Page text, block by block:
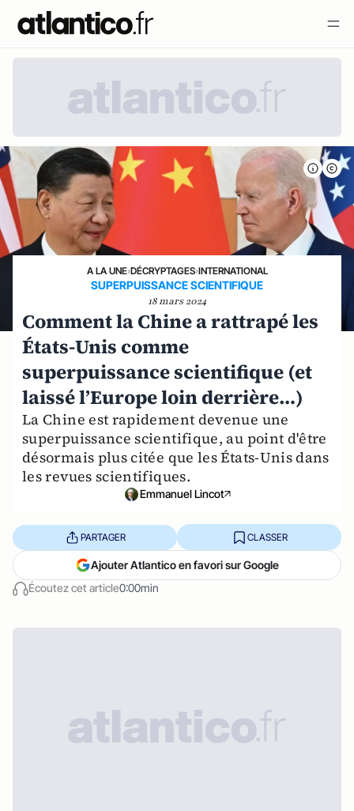
A LA UNE›DÉCRYPTAGES›INTERNATIONAL
SUPERPUISSANCE SCIENTIFIQUE
18 mars 2024
Comment la Chine a rattrapé les
États-Unis comme
superpuissance scientifique (et
laissé l’Europe loin derrière…)
La Chine est rapidement devenue une
superpuissance scientifique, au point d'être
désormais plus citée que les États-Unis dans
les revues scientifiques.
Emmanuel Lincot
Écoutez cet article0:00min
PARTAGER CLASSER
Ajouter Atlantico en favori sur Google